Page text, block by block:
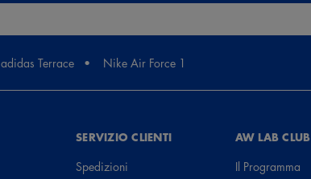
adidas Terrace Nike Air Force 1
SERVIZIO CLIENTI
Spedizioni
AW LAB CLUB
Il Programma